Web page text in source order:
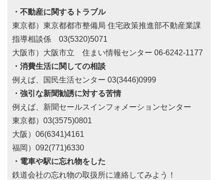
・不動産に関するトラブル
東京都）東京都都市整備局 住宅政策推進部不動産業課
指導相談係 03(5320)5071
大阪市）大阪市立 住まい情報センター 06-6242-1177
・消費生活に関しての相談
例えば、国民生活センター 03(3446)0999
・強引な新聞勧誘に対する苦情
例えば、新聞セールスインフォメーションセンター
東京都）03(3575)0801
大阪）06(6341)4161
福岡）092(771)6330
・電車や駅に忘れ物をした
鉄道会社の忘れ物の取扱所に連絡してみよう！